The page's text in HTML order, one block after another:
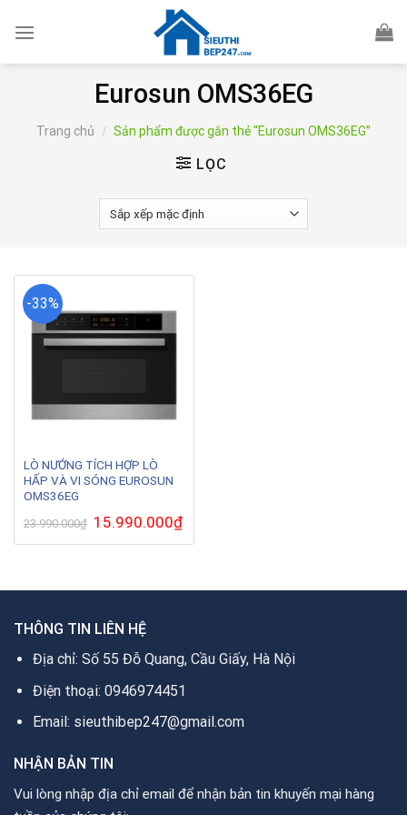
Eurosun OMS36EG
Trang chủ / Sản phẩm được gắn thẻ “Eurosun OMS36EG”
LỌC
-33%
LÒ NƯỚNG TÍCH HỢP LÒ
HẤP VÀ VI SÓNG EUROSUN
OMS36EG
23.990.000₫ Giá
gốc
là:
15.990.000₫Giá
hiện
tại
THÔNG TIN LIÊN HỆ
Địa chỉ: Số 55 Đỗ Quang, Cầu Giấy, Hà Nội
Điện thoại: 0946974451
Email: sieuthibep247@gmail.com
NHẬN BẢN TIN
Vui lòng nhập địa chỉ email để nhận bản tin khuyến mại hàng